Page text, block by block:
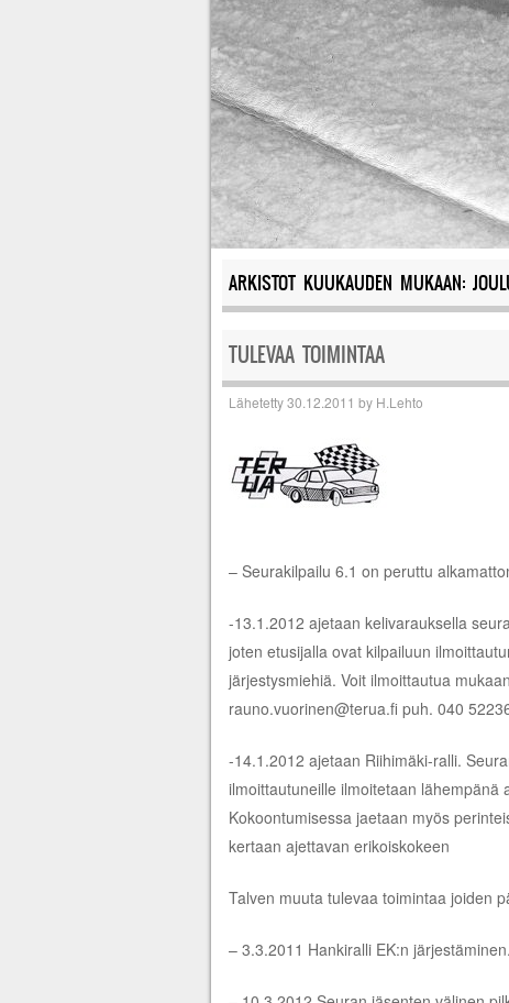
ARKISTOT KUUKAUDEN MUKAAN:
TULEVAA TOIMINTAA
Lähetetty30.12.2011 by H.Lehto
– Seurakilpailu 6.1 on peruttu
-13.1.2012 ajetaan kelivarauksella
joten etusijalla ovat kilpailuun
järjestysmiehiä. Voit ilmoittautua
rauno.vuorinen@terua.fi puh. 040
-14.1.2012 ajetaan Riihimäki-ralli.
ilmoittautuneille ilmoitetaan lähempänä
Kokoontumisessa jaetaan myös
kertaan ajettavan erikoiskokeen
Talven muuta tulevaa toimintaa joiden
– 3.3.2011 Hankiralli EK:n